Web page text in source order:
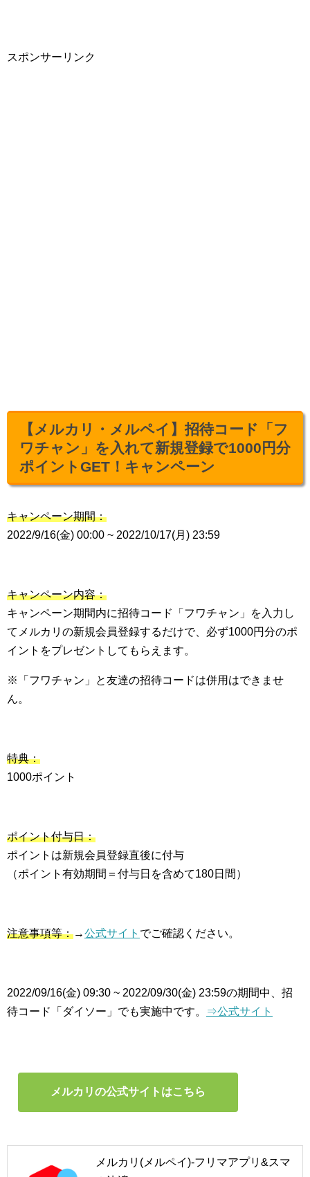
スポンサーリンク
【メルカリ・メルペイ】招待コード「フ
ワチャン」を入れて新規登録で1000円分
ポイントGET！キャンペーン
キャンペーン期間：
2022/9/16(金) 00:00 ~ 2022/10/17(月) 23:59
キャンペーン内容：
キャンペーン期間内に招待コード「フワチャン」を入力し
てメルカリの新規会員登録するだけで、必ず1000円分のポ
イントをプレゼントしてもらえます。
※「フワチャン」と友達の招待コードは併用はできませ
ん。
特典：
1000ポイント
ポイント付与日：
ポイントは新規会員登録直後に付与
（ポイント有効期間＝付与日を含めて180日間）
注意事項等：→公式サイト でご確認ください。
2022/09/16(金) 09:30 ~ 2022/09/30(金) 23:59の期間中、招
待コード「ダイソー」でも実施中です。
⇒公式サイト
メルカリの公式サイトはこちら
メルカリ(メルペイ)-フリマアプリ&スマ